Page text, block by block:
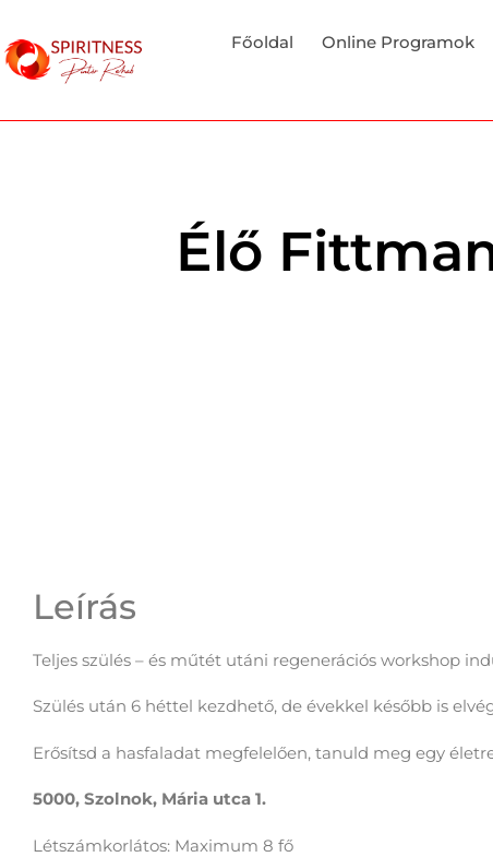
Főoldal Online Programok
Élő
Leírás
Teljes szülés – és műtét utáni regenerációs workshop
Szülés után 6 héttel kezdhető, de évekkel később is
Erősítsd a hasfaladat megfelelően, tanuld meg egy
5000, Szolnok, Mária utca 1.
Létszámkorlátos: Maximum 8 fő